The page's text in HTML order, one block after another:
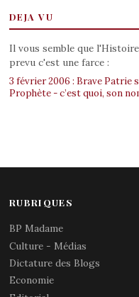
DEJA VU
Il vous semble que
prevu c'est une farce :
3 février 2006 : Brave Patrie
Prophète - c’est quoi, son
RUBRIQUES
BP Madame
Culture - Médias
Dictature des Blogs
Economie